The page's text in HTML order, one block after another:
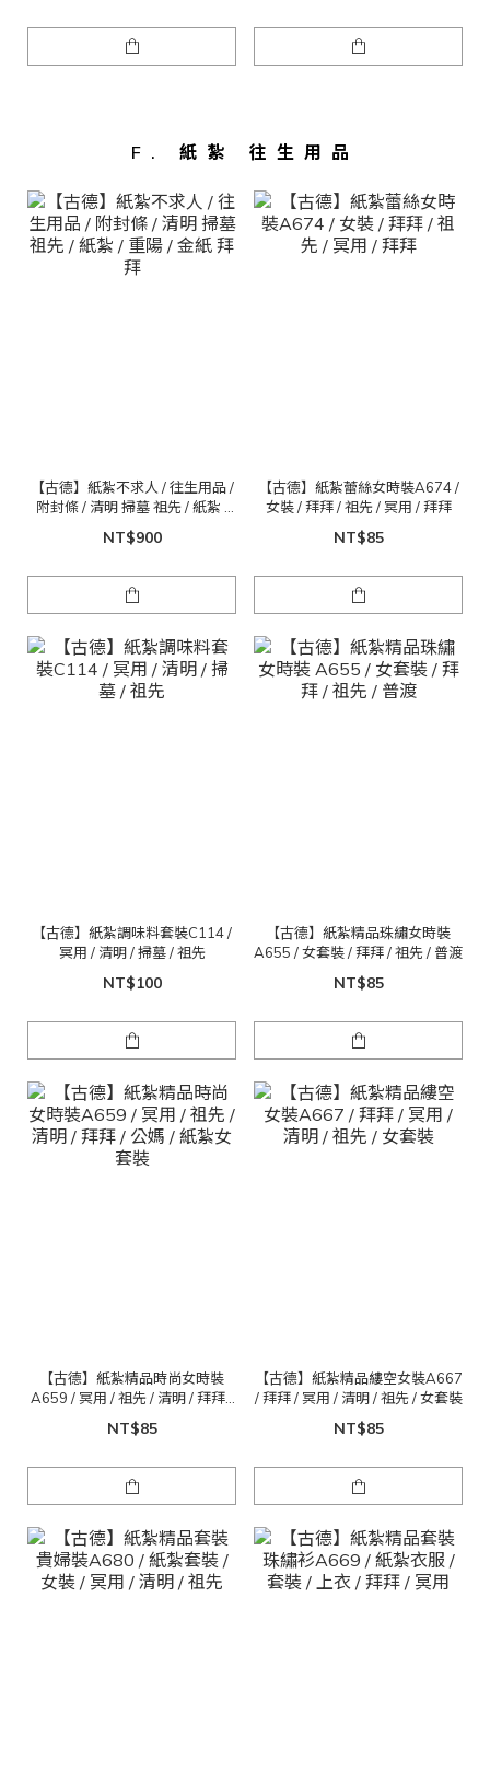
F. 紙紮 往生用品
【古德】紙紮不求人 / 往生用品 /
附封條 / 清明 掃墓 祖先 / 紙紮 /
重陽 / 金紙 拜拜
NT$900
【古德】紙紮蕾絲女時裝A674 /
女裝 / 拜拜 / 祖先 / 冥用 / 拜拜
NT$85
【古德】紙紮調味料套裝C114 /
冥用 / 清明 / 掃墓 / 祖先
NT$100
【古德】紙紮精品珠繡女時裝
A655 / 女套裝 / 拜拜 / 祖先 / 普渡
NT$85
【古德】紙紮精品時尚女時裝
A659 / 冥用 / 祖先 / 清明 / 拜拜 /
公媽 / 紙紮女套裝
NT$85
【古德】紙紮精品縷空女裝A667
/ 拜拜 / 冥用 / 清明 / 祖先 / 女套裝
NT$85